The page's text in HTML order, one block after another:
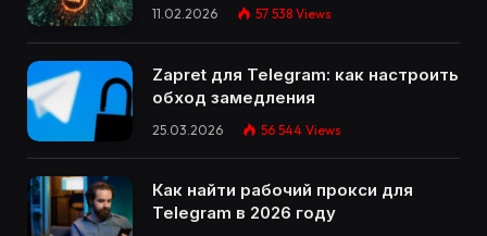
11.02.2026 57 538 Views
Zapret для Telegram: как настроить
обход замедления
25.03.2026 56 544 Views
Как найти рабочий прокси для
Telegram в 2026 году